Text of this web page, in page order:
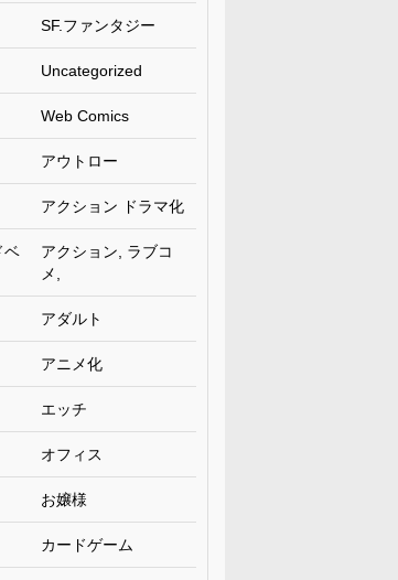
SF.ファンタジー
Uncategorized
Web Comics
アウトロー
アクション ドラマ化
ベ
アクション, ラブコ
メ,
アダルト
アニメ化
エッチ
オフィス
お嬢様
カードゲーム